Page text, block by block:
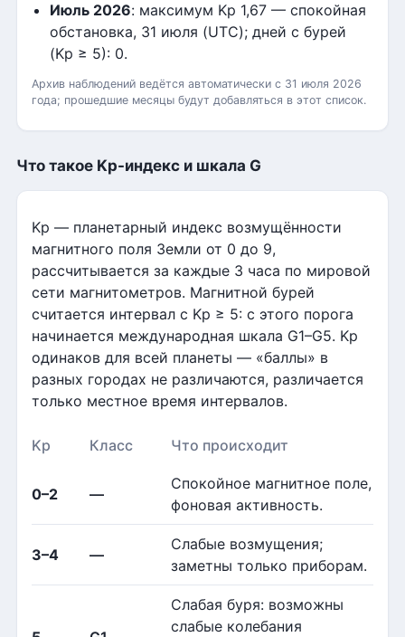
Июль 2026: максимум Kp 1,67 — спокойная
обстановка, 31 июля (UTC); дней с бурей
(Kp ≥ 5): 0.
Архив наблюдений ведётся автоматически с 31 июля 2026
года; прошедшие месяцы будут добавляться в этот список.
Что такое Kp-индекс и шкала G
Kp — планетарный индекс возмущённости
магнитного поля Земли от 0 до 9,
рассчитывается за каждые 3 часа по мировой
сети магнитометров. Магнитной бурей
считается интервал с Kp ≥ 5: с этого порога
начинается международная шкала G1–G5. Kp
одинаков для всей планеты — «баллы» в
разных городах не различаются, различается
только местное время интервалов.
Kp Класс Что происходит
0–2 —
Спокойное магнитное поле,
фоновая активность.
3–4 —
Слабые возмущения;
заметны только приборам.
Слабая буря: возможны
слабые колебания